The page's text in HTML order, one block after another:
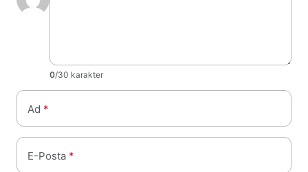
0/30 karakter
Ad *
E-Posta *